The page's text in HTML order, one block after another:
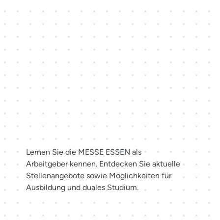
Karriere bei der MESSE
ESSEN
Lernen Sie die MESSE ESSEN als
Arbeitgeber kennen. Entdecken Sie aktuelle
Stellenangebote sowie Möglichkeiten für
Ausbildung und duales Studium.